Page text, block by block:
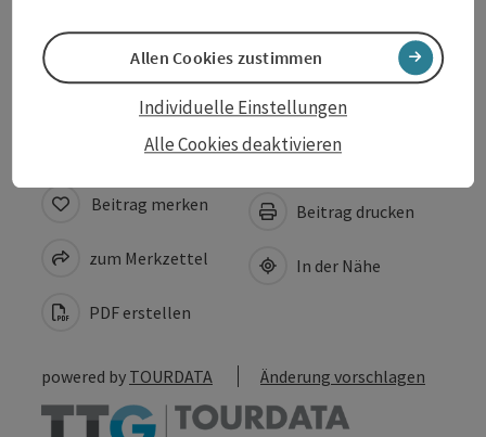
Barrierefreiheit
Beitrag merken
zum Merkzettel
PDF erstellen
Beitrag drucken
In der Nähe
powered by TOURDATA Änderung vorschlagen
Alle Cookies deaktivieren
Individuelle Einstellungen
Allen Cookies zustimmen